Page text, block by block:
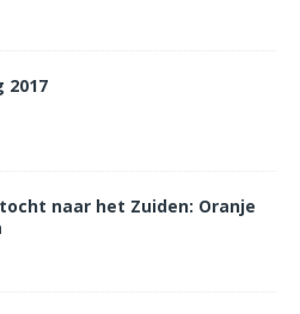
2017
naar het Zuiden: Oranje